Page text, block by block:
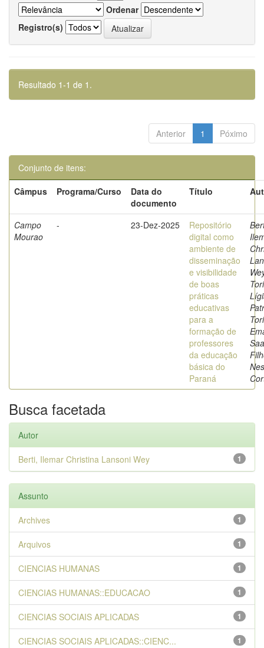
Ordenar
Registro(s)
Resultado 1-1 de 1.
Anterior 1 Póximo
Conjunto de itens:
Câmpus
Programa/Curso
Data do
documento
Título
Campo
Mourao
- 23-Dez-2025
Repositório
digital como
ambiente de
disseminação
e visibilidade
de boas
práticas
educativas
para a
formação de
professores
da educação
básica do
Paraná
Busca facetada
Autor
1
Berti, Ilemar Christina Lansoni Wey
Assunto
1
Archives
1
Arquivos
1
CIENCIAS HUMANAS
1
CIENCIAS HUMANAS::EDUCACAO
1
CIENCIAS SOCIAIS APLICADAS
1
CIENCIAS SOCIAIS APLICADAS::CIENC...